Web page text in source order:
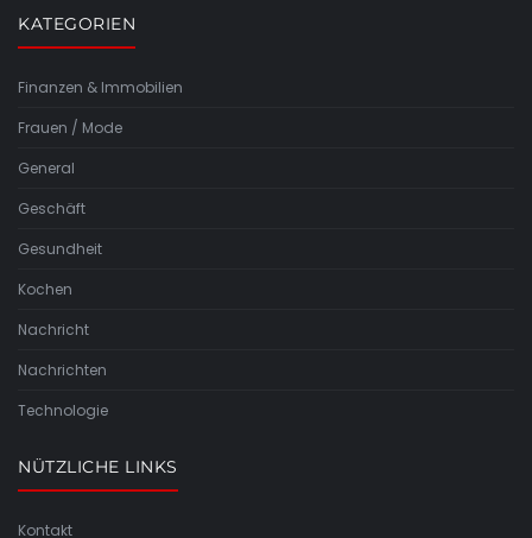
KATEGORIEN
Finanzen & Immobilien
Frauen / Mode
General
Geschäft
Gesundheit
Kochen
Nachricht
Nachrichten
Technologie
NÜTZLICHE LINKS
Kontakt